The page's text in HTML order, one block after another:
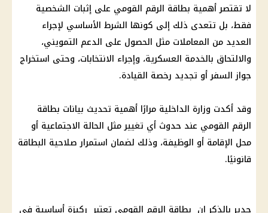
لا تقتصر أهمية بطاقة الرقم القومي على إثبات الشخصية
فقط، بل تتعدى ذلك إلى كونها الشرط الأساسي لإجراء
العديد من المعاملات مثل الحصول على الدعم التمويني،
والالتحاق بالخدمة العسكرية، وإجراء الانتخابات، وحتى استخراج
جواز السفر أو تجديد رخصة القيادة.
وقد أكدت وزارة الداخلية مرارًا أهمية تحديث بيانات بطاقة
الرقم القومي عند حدوث أي تغيير مثل الحالة الاجتماعية أو
محل الإقامة أو الوظيفة، وذلك لضمان استمرار صلاحية البطاقة
قانونيًا.
جدير بالذكر ان بطاقة الرقم القومي تعتبر ركيزة أساسية في